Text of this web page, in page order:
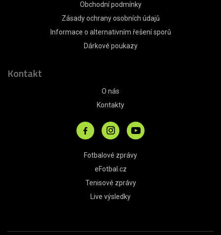
Obchodní podmínky
Zásady ochrany osobních údajů
Informace o alternativním řešení sporů
Dárkové poukazy
Kontakt
O nás
Kontakty
Fotbalové zprávy
eFotbal.cz
Tenisové zprávy
Live výsledky